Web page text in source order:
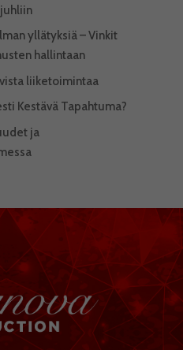
yllätyksiä – Vinkit
hallintaan
liiketoimintaa
Kestävä Tapahtuma?
ja